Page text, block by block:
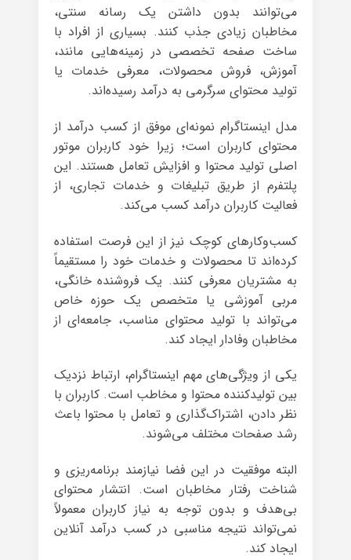
می‌توانند بدون داشتن یک رسانه سنتی،
مخاطبان زیادی جذب کنند. بسیاری از افراد با
ساخت صفحه تخصصی در زمینه‌هایی مانند،
آموزش، فروش محصولات، معرفی خدمات یا
تولید محتوای سرگرمی به درآمد رسیده‌اند.
مدل اینستاگرام نمونه‌ای موفق از کسب درآمد از
محتوای کاربران است؛ زیرا خود کاربران موتور
اصلی تولید محتوا و افزایش تعامل هستند. این
پلتفرم از طریق تبلیغات و خدمات تجاری، از
فعالیت کاربران درآمد کسب می‌کند.
کسب‌وکارهای کوچک نیز از این فرصت استفاده
کرده‌اند تا محصولات و خدمات خود را مستقیماً
به مشتریان معرفی کنند. یک فروشنده خانگی،
مربی آموزشی یا متخصص یک حوزه خاص
می‌تواند با تولید محتوای مناسب، جامعه‌ای از
مخاطبان وفادار ایجاد کند.
یکی از ویژگی‌های مهم اینستاگرام، ارتباط نزدیک
بین تولیدکننده محتوا و مخاطب است. کاربران با
نظر دادن، اشتراک‌گذاری و تعامل با محتوا باعث
رشد صفحات مختلف می‌شوند.
البته موفقیت در این فضا نیازمند برنامه‌ریزی و
شناخت رفتار مخاطبان است. انتشار محتوای
بی‌هدف و بدون توجه به نیاز کاربران معمولاً
نمی‌تواند نتیجه مناسبی در کسب درآمد آنلاین
ایجاد کند.